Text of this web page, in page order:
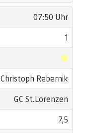
07:50 Uhr
1
Christoph Rebernik
GC St.Lorenzen
7,5